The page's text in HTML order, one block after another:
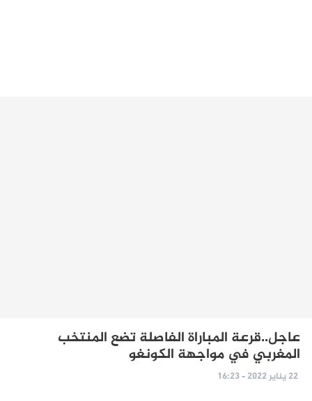
عاجل..قرعة المباراة الفاصلة تضع المنتخب
المغربي في مواجهة الكونغو
22 يناير 2022 - 16:23